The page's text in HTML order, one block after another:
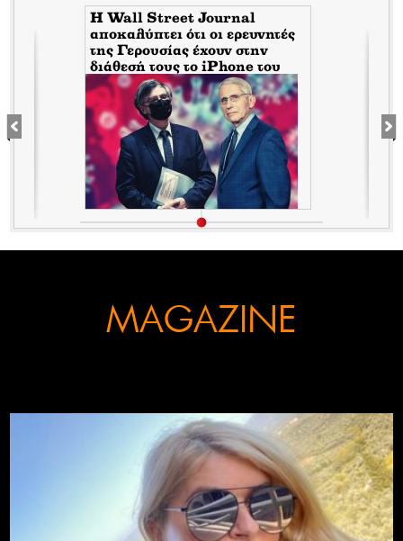
H Wall Street Journal
αποκαλύπτει ότι οι ερευνητές
της Γερουσίας έχουν στην
διάθεσή τους το iPhone του
Tony Fauci από την περίοδο
της πανδημίας. Τι σημαίνει
αυτό για τον εμπλεκόμενο
Σωτήρη Τσιόδρα
MAGAZINE